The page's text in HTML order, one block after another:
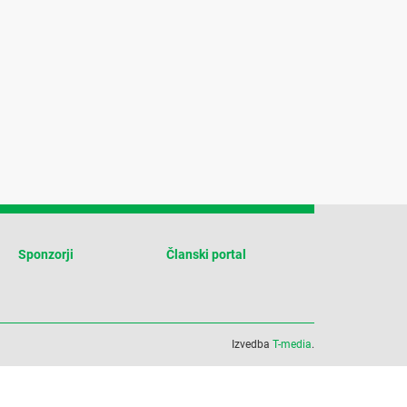
Sponzorji Članski portal
Izvedba T-media.